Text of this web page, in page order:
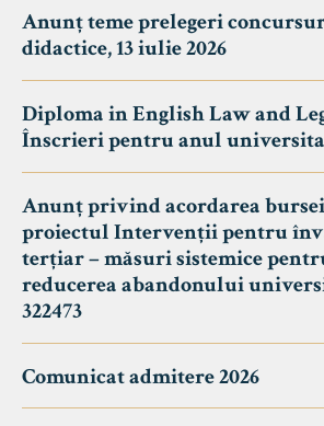
Anunț teme prelegeri
didactice, 13 iulie 2026
Diploma in English Law and
Înscrieri pentru anul
Anunț privind acordarea
proiectul Intervenții pentru
terțiar – măsuri sistemice
reducerea abandonului
322473
Comunicat admitere 2026